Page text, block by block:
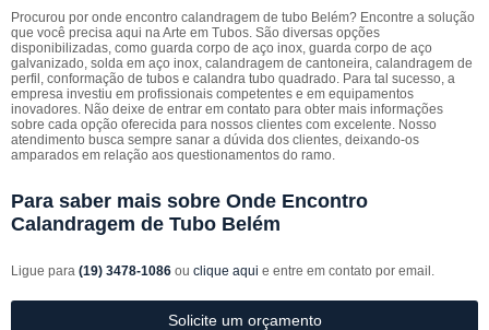
Procurou por onde encontro calandragem de tubo Belém? Encontre a solução
que você precisa aqui na Arte em Tubos. São diversas opções
disponibilizadas, como guarda corpo de aço inox, guarda corpo de aço
galvanizado, solda em aço inox, calandragem de cantoneira, calandragem de
perfil, conformação de tubos e calandra tubo quadrado. Para tal sucesso, a
empresa investiu em profissionais competentes e em equipamentos
inovadores. Não deixe de entrar em contato para obter mais informações
sobre cada opção oferecida para nossos clientes com excelente. Nosso
atendimento busca sempre sanar a dúvida dos clientes, deixando-os
amparados em relação aos questionamentos do ramo.
Para saber mais sobre Onde Encontro
Calandragem de Tubo Belém
Ligue para (19) 3478-1086 ou clique aqui e entre em contato por email.
Solicite um orçamento